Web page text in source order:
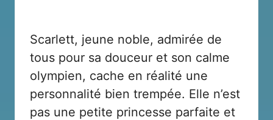
Scarlett, jeune noble, admirée de
tous pour sa douceur et son calme
olympien, cache en réalité une
personnalité bien trempée. Elle n’est
pas une petite princesse parfaite et